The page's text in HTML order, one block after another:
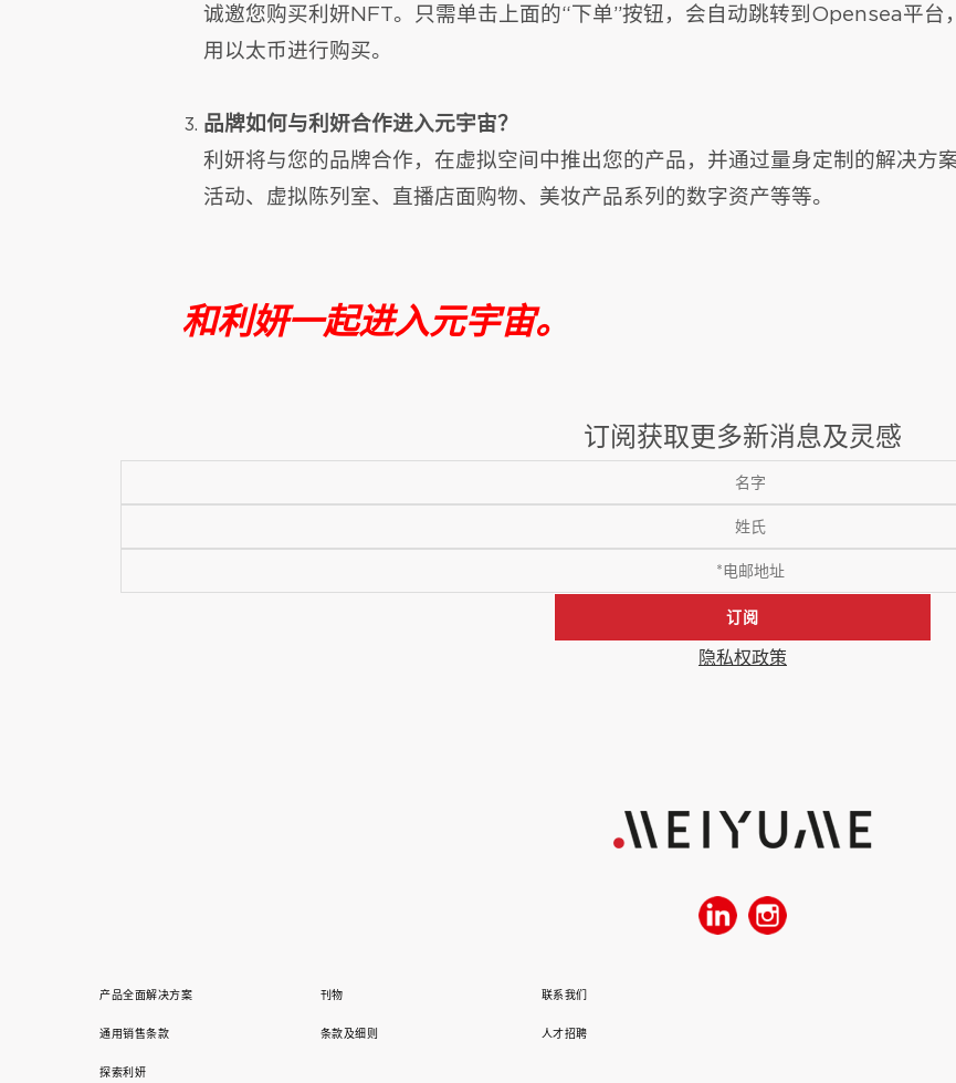
诚邀您购买利妍NFT。只需单击上面的“下单”按钮，会自动跳转到Opensea平台
用以太币进行购买。
品牌如何与利妍合作进入元宇宙？
利妍将与您的品牌合作，在虚拟空间中推出您的产品，并通过量身定制的解决方
活动、虚拟陈列室、直播店面购物、美妆产品系列的数字资产等等。
和利妍一起进入元宇宙。
订阅获取更多新消息及灵感
订阅
隐私权政策
产品全面解决方案
通用销售条款
探索利妍
刊物
条款及细则
联系我们
人才招聘